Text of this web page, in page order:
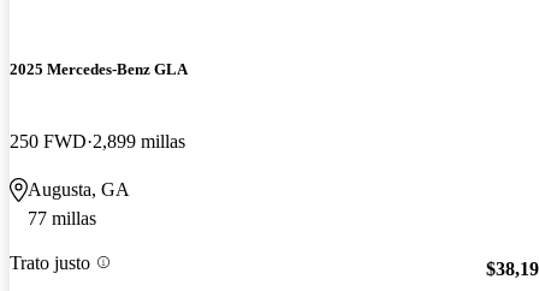
2025 Mercedes-Benz GLA
250 FWD 2,899 millas
Augusta, GA
77 millas
Trato justo